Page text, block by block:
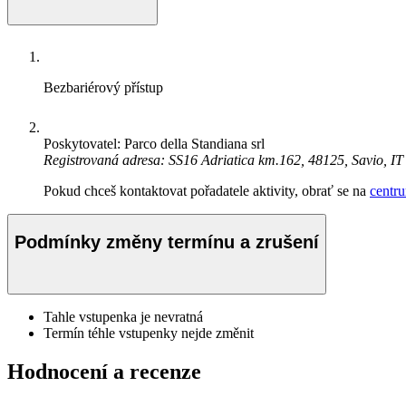
Bezbariérový přístup
Poskytovatel: Parco della Standiana srl
Registrovaná adresa: SS16 Adriatica km.162, 48125, Savio, IT
Pokud chceš kontaktovat pořadatele aktivity, obrať se na
Podmínky změny termínu a zrušení
Tahle vstupenka je nevratná
Termín téhle vstupenky nejde změnit
Hodnocení a recenze